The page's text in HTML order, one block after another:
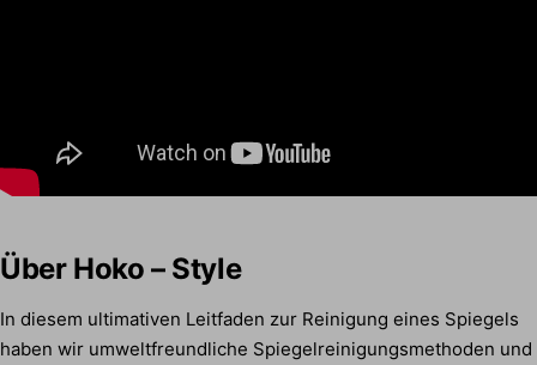
Über Hoko – Style
In diesem ultimativen Leitfaden zur Reinigung eines Spiegels
haben wir umweltfreundliche Spiegelreinigungsmethoden und